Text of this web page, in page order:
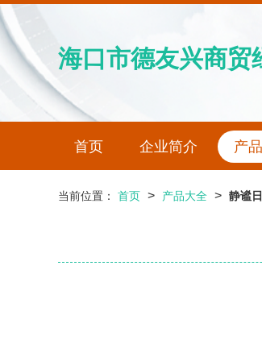
海口市德友兴商贸
首页 企业简介 产
当前位置： 首页 > 产品大全 > 静谧